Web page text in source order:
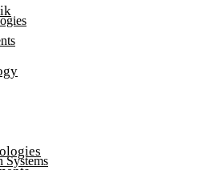
Systems